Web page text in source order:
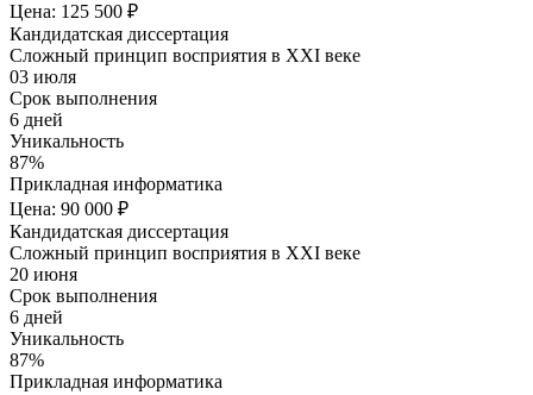
Цена: 125 500 ₽
Кандидатская диссертация
Сложный принцип восприятия в XXI веке
03 июля
Срок выполнения
6 дней
Уникальность
87%
Прикладная информатика
Цена: 90 000 ₽
Кандидатская диссертация
Сложный принцип восприятия в XXI веке
20 июня
Срок выполнения
6 дней
Уникальность
87%
Прикладная информатика